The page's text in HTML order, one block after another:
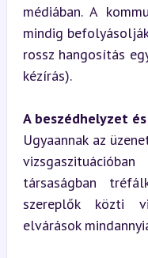
médiában. A
mindig
rossz hangosítás
kézírás).
A beszédhelyzet
Ugyaannak az
társaságban
szereplők közti
elvárások